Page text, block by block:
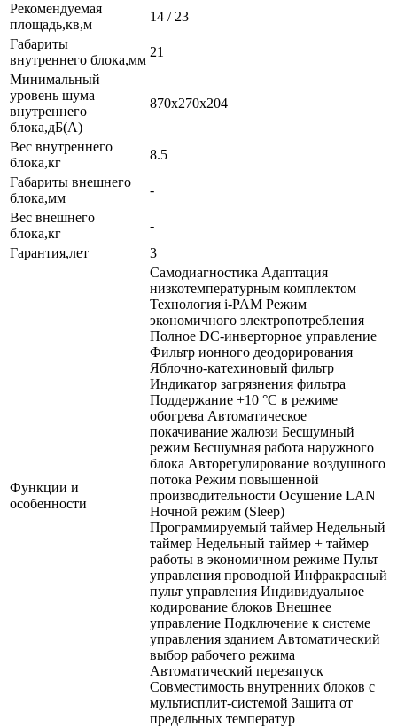
Рекомендуемая
площадь,кв,м
14 / 23
Габариты
внутреннего блока,мм
21
Минимальный
уровень шума
внутреннего
блока,дБ(А)
870x270x204
Вес внутреннего
блока,кг
8.5
Габариты внешнего
блока,мм
-
Вес внешнего
блока,кг
-
Гарантия,лет
3
Функции и
особенности
Самодиагностика Адаптация
низкотемпературным комплектом
Технология i-PAM Режим
экономичного электропотребления
Полное DC-инверторное управление
Фильтр ионного деодорирования
Яблочно-катехиновый фильтр
Индикатор загрязнения фильтра
Поддержание +10 °С в режиме
обогрева Автоматическое
покачивание жалюзи Бесшумный
режим Бесшумная работа наружного
блока Авторегулирование воздушного
потока Режим повышенной
производительности Осушение LAN
Ночной режим (Sleep)
Программируемый таймер Недельный
таймер Недельный таймер + таймер
работы в экономичном режиме Пульт
управления проводной Инфракрасный
пульт управления Индивидуальное
кодирование блоков Внешнее
управление Подключение к системе
управления зданием Автоматический
выбор рабочего режима
Автоматический перезапуск
Совместимость внутренних блоков с
мультисплит-системой Защита от
предельных температур